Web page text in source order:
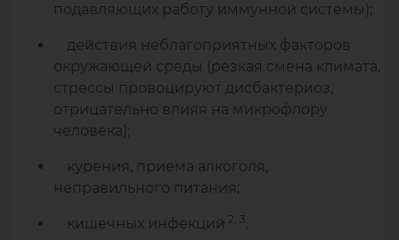
подавляющих работу иммунной системы);
действия неблагоприятных факторов
окружающей среды (резкая смена климата,
стрессы провоцируют дисбактериоз,
отрицательно влияя на микрофлору
человека);
курения, приема алкоголя,
неправильного питания;
кишечных инфекций 2, 3.